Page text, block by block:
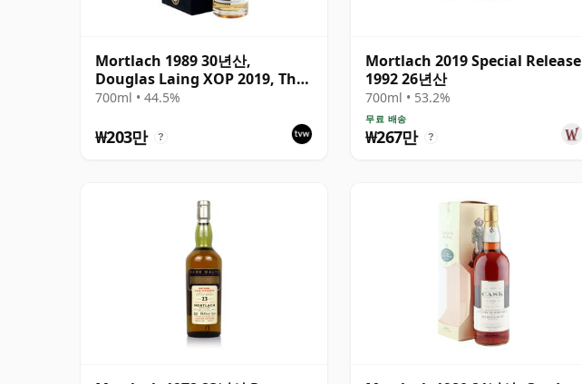
Mortlach 1989 30년산,
Douglas Laing XOP 2019, The
Black Series
700ml • 44.5%
₩203만 ?
Mortlach 2019 Special Release
1992 26년산
700ml • 53.2%
무료 배송
₩267만 ?